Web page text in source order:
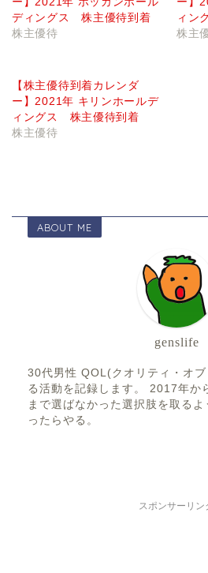
ディングス 株主優待到着
株主優待
ィン
株主
【株主優待到着カレンダ
ー】2021年 キリンホールデ
ィングス 株主優待到着
株主優待
ABOUT ME
genslife
30代男性 QOL(クオリティ・オ
る活動を記録します。 2017年か
まで選ばなかった選択肢を取る
ったらやる。
スポンサーリン